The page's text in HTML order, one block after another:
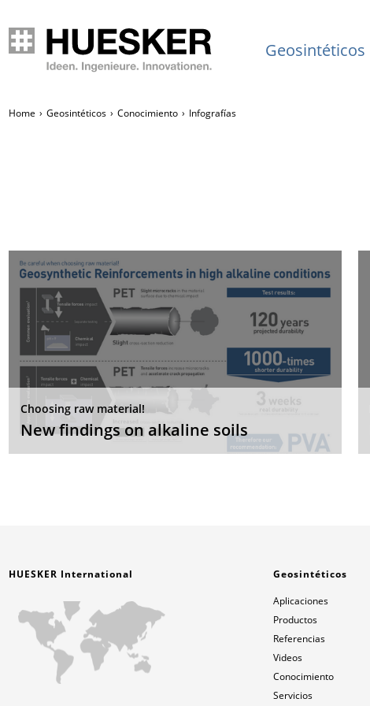
Geosintéticos
Home Geosintéticos Conocimiento Infografías
Choosing raw material!
New findings on alkaline soils
HUESKER International
Geosintéticos
Aplicaciones
Productos
Referencias
Videos
Conocimiento
Servicios